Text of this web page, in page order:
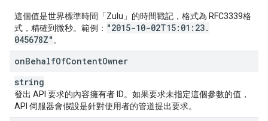
這個值是世界標準時間「Zulu」的時間戳記，格式為 RFC3339格
式，精確到微秒。範例： "2015-10-02T15:01:23.
045678Z" 。
onBehalfOfContentOwner
string
發出 API 要求的內容擁有者 ID。如果要求未指定這個參數的值，
API 伺服器會假設是針對使用者的管道提出要求。